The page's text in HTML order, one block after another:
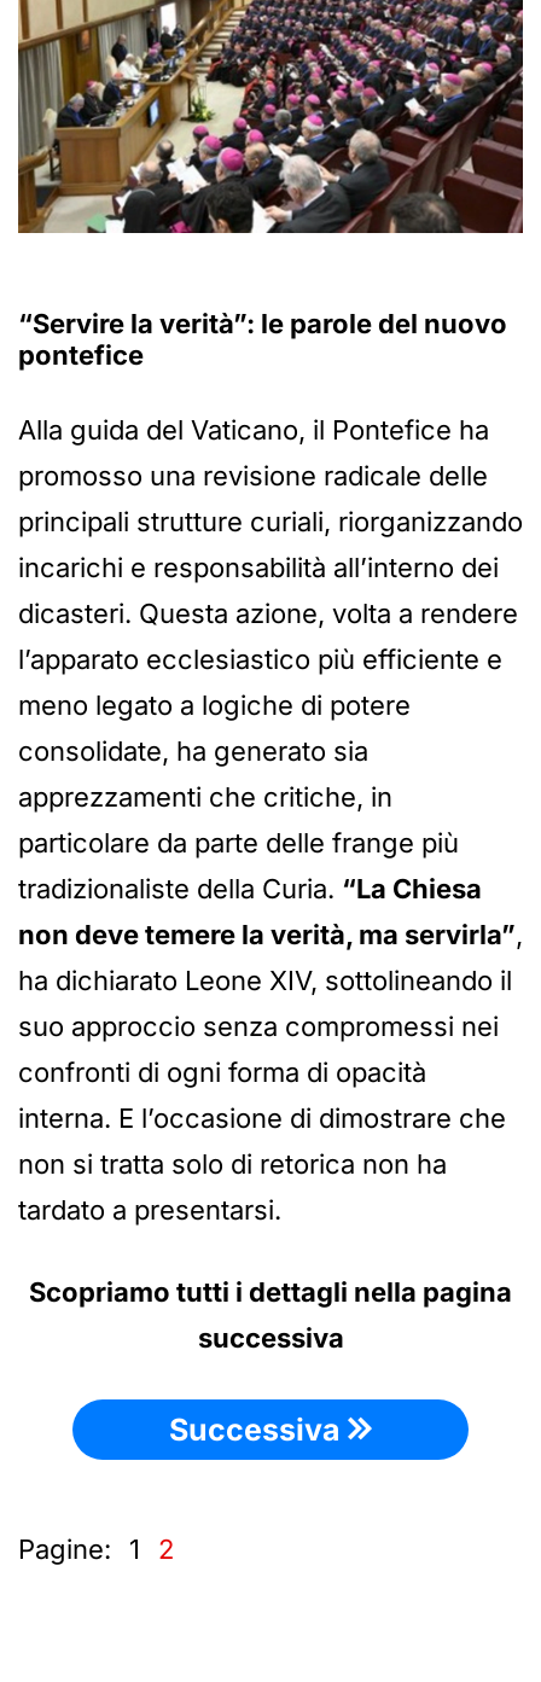
“Servire la verità”: le parole del nuovo
pontefice
Alla guida del Vaticano, il Pontefice ha
promosso una revisione radicale delle
principali strutture curiali, riorganizzando
incarichi e responsabilità all’interno dei
dicasteri. Questa azione, volta a rendere
l’apparato ecclesiastico più efficiente e
meno legato a logiche di potere
consolidate, ha generato sia
apprezzamenti che critiche, in
particolare da parte delle frange più
tradizionaliste della Curia. “La Chiesa
non deve temere la verità, ma servirla”,
ha dichiarato Leone XIV, sottolineando il
suo approccio senza compromessi nei
confronti di ogni forma di opacità
interna. E l’occasione di dimostrare che
non si tratta solo di retorica non ha
tardato a presentarsi.
Scopriamo tutti i dettagli nella pagina
successiva
Successiva
Pagine: 1 2